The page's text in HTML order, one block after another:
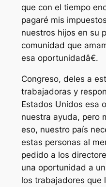
que con el tiempo
pagaré mis
nuestros hijos en su
comunidad que
esa oportunidadâ€.
Congreso, deles a
trabajadoras y
Estados Unidos esa
nuestra ayuda, pero
eso, nuestro país
estas personas al
pedido a los
una oportunidad a
los trabajadores que